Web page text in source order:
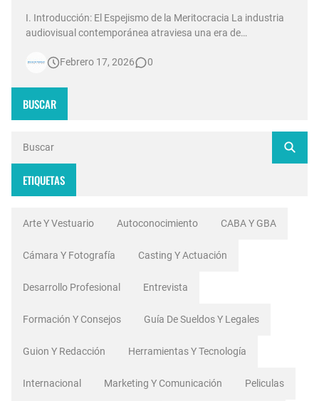
I. Introducción: El Espejismo de la Meritocracia La industria
audiovisual contemporánea atraviesa una era de
noticias en Argentina invierten millones de dólares en
Febrero 17, 2026 0
BUSCAR
ETIQUETAS
Arte Y Vestuario Autoconocimiento CABA Y GBA
Cámara Y Fotografía Casting Y Actuación
Desarrollo Profesional Entrevista
Formación Y Consejos Guía De Sueldos Y Legales
Guion Y Redacción Herramientas Y Tecnología
Internacional Marketing Y Comunicación Peliculas